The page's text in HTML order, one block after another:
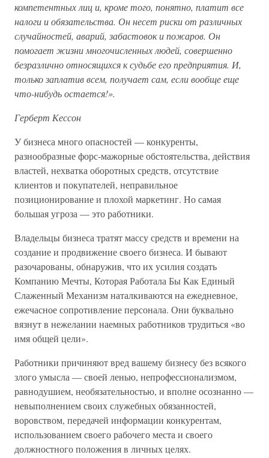
компетентных лиц и, кроме того, понятно, платит все
налоги и обязательства. Он несет риски от различных
случайностей, аварий, забастовок и пожаров. Он
помогает жизни многочисленных людей, совершенно
безразлично относящихся к судьбе его предприятия. И,
только заплатив всем, получает сам, если вообще еще
что-нибудь остается!».
Герберт Кессон
У бизнеса много опасностей — конкуренты,
разнообразные форс-мажорные обстоятельства, действия
властей, нехватка оборотных средств, отсутствие
клиентов и покупателей, неправильное
позиционирование и плохой маркетинг. Но самая
большая угроза — это работники.
Владельцы бизнеса тратят массу средств и времени на
создание и продвижение своего бизнеса. И бывают
разочарованы, обнаружив, что их усилия создать
Компанию Мечты, Которая Работала Бы Как Единый
Слаженный Механизм наталкиваются на ежедневное,
ежечасное сопротивление персонала. Они буквально
вязнут в нежелании наемных работников трудиться «во
имя общей цели».
Работники причиняют вред вашему бизнесу без всякого
злого умысла — своей ленью, непрофессионализмом,
равнодушием, необязательностью, и вполне осознанно —
невыполнением своих служебных обязанностей,
воровством, передачей информации конкурентам,
использованием своего рабочего места и своего
должностного положения в личных целях.